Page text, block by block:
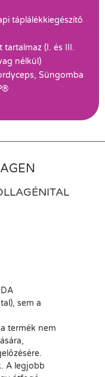
táplálékkiegészítő
(I. és III.
nélkül)
Süngomba
sem a
termék nem
A legjobb